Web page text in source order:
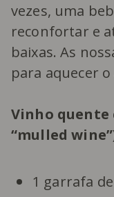
vezes, uma
reconfortar e
baixas. As
para aquecer
Vinho quente
“mulled
1 garrafa de